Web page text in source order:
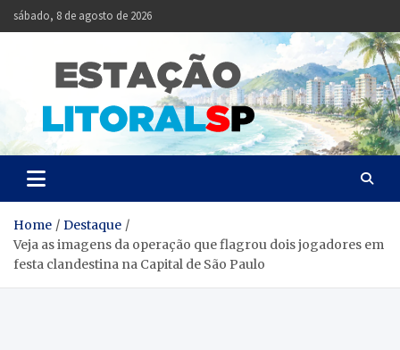
Skip
to
sábado, 8 de agosto de 2026
Estação
Litoral
Notícias da Baixada
Santista
Home
Destaque
Veja as imagens da operação que flagrou dois jogadores em
festa clandestina na Capital de São Paulo